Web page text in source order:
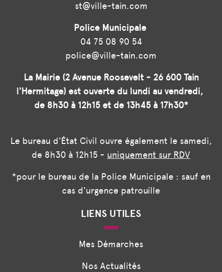
st@ville-tain.com
Police Municipale
04 75 08 90 54
police@ville-tain.com
La Mairie (2 Avenue Roosevelt - 26 600 Tain
l'Hermitage) est ouverte du lundi au vendredi,
de 8h30 à 12h15 et de 13h45 à 17h30*
Le bureau d'État Civil ouvre également le samedi,
de 8h30 à 12h15 - uniquement sur RDV
*pour le bureau de la Police Municipale : sauf en
cas d'urgence patrouille
LIENS UTILES
Mes Démarches
Nos Actualités